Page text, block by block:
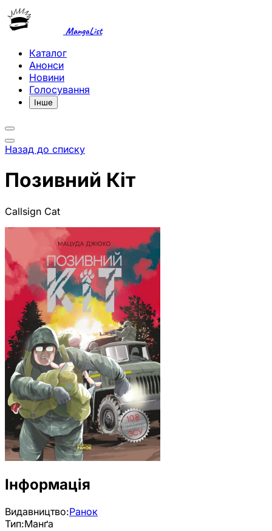
MangaList
Каталог
Анонси
Новини
Голосування
Інше
Назад до списку
Позивний Кіт
Callsign Cat
Інформація
Видавництво:Ранок
Тип:Манґа